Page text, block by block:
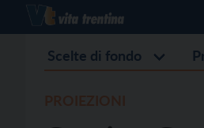
Scelte di fondo